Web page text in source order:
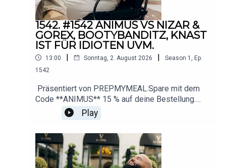
1542. #1542 ANIMUS VS NIZAR &
GOREX, BOOTYBANDITZ, KNAST
IST FÜR IDIOTEN UVM.
13:00 | Sonntag, 2. August 2026 | Season 1
Ep.
1542
Präsentiert von PREPMYMEAL.Spare mit dem
Code **ANIMUS** 15 % auf deine Bestellung.
Durch die aktuelle Summer-Sale-Aktion sind
sogar bis zu 25 % Ersparnis
s────────────── YouTubehttps://www.yout
ube.com/@animus_offiziell Instagramhttps://ww
w.instagram.com/animus Businessderanimuspod
Play